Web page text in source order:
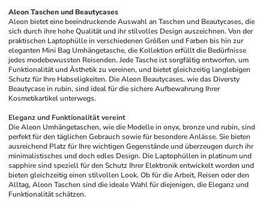
Aleon Taschen und Beautycases
Aleon bietet eine beeindruckende Auswahl an Taschen und Beautycases, die
sich durch ihre hohe Qualität und ihr stilvolles Design auszeichnen. Von der
praktischen Laptophülle in verschiedenen Größen und Farben bis hin zur
eleganten Mini Bag Umhängetasche, die Kollektion erfüllt die Bedürfnisse
jedes modebewussten Reisenden. Jede Tasche ist sorgfältig entworfen, um
Funktionalität und Ästhetik zu vereinen, und bietet gleichzeitig langlebigen
Schutz für Ihre Habseligkeiten. Die Aleon Beautycases, wie das Diversty
Beautycase in rubin, sind ideal für die sichere Aufbewahrung Ihrer
Kosmetikartikel unterwegs.
Eleganz und Funktionalität vereint
Die Aleon Umhängetaschen, wie die Modelle in onyx, bronze und rubin, sind
perfekt für den täglichen Gebrauch sowie für besondere Anlässe. Sie bieten
ausreichend Platz für Ihre wichtigen Gegenstände und überzeugen durch ihr
minimalistisches und doch edles Design. Die Laptophüllen in platinum und
sapphire sind speziell für den Schutz Ihrer Elektronik entwickelt worden und
bieten gleichzeitig einen stilvollen Look. Ob für die Arbeit, Reisen oder den
Alltag, Aleon Taschen sind die ideale Wahl für diejenigen, die Eleganz und
Funktionalität schätzen.